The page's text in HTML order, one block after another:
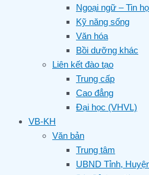
Ngoại ngữ – Tin
Kỹ năng sống
Văn hóa
Bồi dưỡng khác
Liên kết đào tạo
Trung cấp
Cao đẳng
Đại học (VHVL)
VB-KH
Văn bản
Trung tâm
UBND Tỉnh,